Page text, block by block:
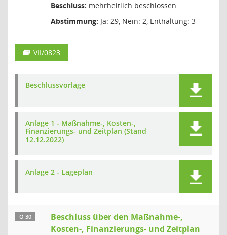
Beschluss: mehrheitlich beschlossen
Abstimmung: Ja: 29, Nein: 2, Enthaltung: 3
VII/0823
Beschlussvorlage
Anlage 1 - Maßnahme-, Kosten-,
Finanzierungs- und Zeitplan (Stand
12.12.2022)
Anlage 2 - Lageplan
Ö 30
Beschluss über den Maßnahme-,
Kosten-, Finanzierungs- und Zeitplan